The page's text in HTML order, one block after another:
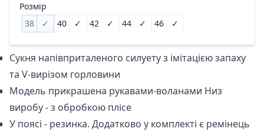
Розмір
38
✓ 40 ✓ 42 ✓ 44 ✓ 46 ✓
Сукня напівприталеного силуету з імітацією запаху
та V-вирізом горловини
Модель прикрашена рукавами-воланами Низ
виробу - з обробкою плісе
У поясі - резинка. Додатково у комплекті є ремінець